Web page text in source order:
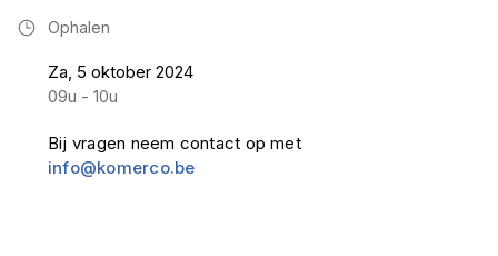
Ophalen
Za, 5 oktober 2024
09u - 10u
Bij vragen neem contact op met
info@komerco.be